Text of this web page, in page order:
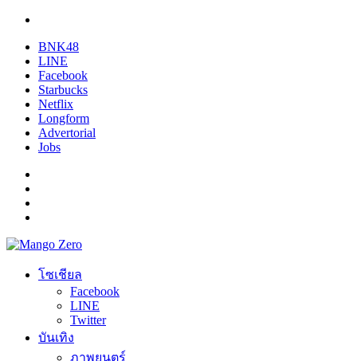
BNK48
LINE
Facebook
Starbucks
Netflix
Longform
Advertorial
Jobs
โซเชียล
Facebook
LINE
Twitter
บันเทิง
ภาพยนตร์